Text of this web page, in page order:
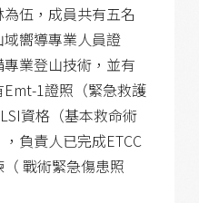
伍，成員共有五名
域嚮導專業人員證
業登山技術，並有
Emt-1證照（緊急救護
資格（基本救命術
負責人已完成ETCC
戰術緊急傷患照